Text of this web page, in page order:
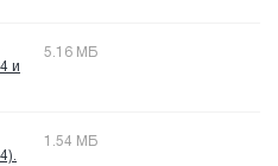
и
5.16 МБ
1.54 МБ